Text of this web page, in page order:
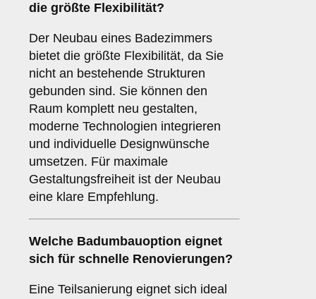
die größte Flexibilität?
Der Neubau eines Badezimmers
bietet die größte Flexibilität, da Sie
nicht an bestehende Strukturen
gebunden sind. Sie können den
Raum komplett neu gestalten,
moderne Technologien integrieren
und individuelle Designwünsche
umsetzen. Für maximale
Gestaltungsfreiheit ist der Neubau
eine klare Empfehlung.
Welche Badumbauoption eignet
sich für schnelle Renovierungen?
Eine Teilsanierung eignet sich ideal